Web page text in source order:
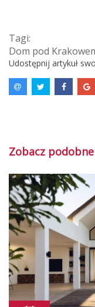
Tagi:
Dom pod
Udostępnij artykuł
Zobacz